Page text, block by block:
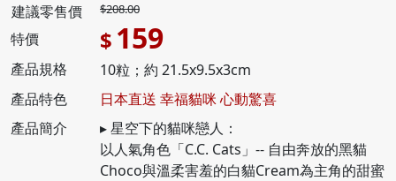
建議零售價 $208.00
特價 $ 159
產品規格
10粒；約 21.5x9.5x3cm
產品特色
日本直送 幸福貓咪 心動驚喜
產品簡介
▸ 星空下的貓咪戀人：
以人氣角色「C.C. Cats」-- 自由奔放的黑貓
Choco與溫柔害羞的白貓Cream為主角的甜蜜